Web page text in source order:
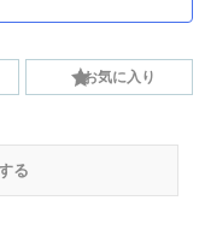
お気に入り
る